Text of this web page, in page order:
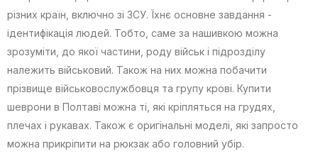
різних країн, включно зі ЗСУ. Їхнє основне завдання -
ідентифікація людей. Тобто, саме за нашивкою можна
зрозуміти, до якої частини, роду військ і підрозділу
належить військовий. Також на них можна побачити
прізвище військовослужбовця та групу крові. Купити
шеврони в Полтаві можна ті, які кріпляться на грудях,
плечах і рукавах. Також є оригінальні моделі, які запросто
можна прикріпити на рюкзак або головний убір.